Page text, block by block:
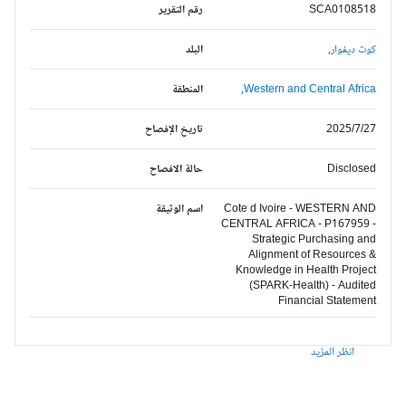
رقم التقرير SCA0108518
البلد كوت ديفوار,
المنطقة Western and Central Africa,
تاريخ الإفصاح 2025/7/27
حالة الافصاح Disclosed
اسم الوثيقة
Cote d Ivoire - WESTERN AND
CENTRAL AFRICA - P167959 -
Strategic Purchasing and
Alignment of Resources &
Knowledge in Health Project
(SPARK-Health) - Audited
Financial Statement
انظر المزيد